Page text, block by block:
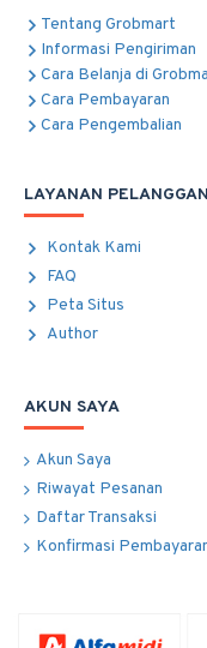
Tentang Grobmart
Informasi Pengiriman
Cara Belanja di
Cara Pembayaran
Cara Pengembalian
LAYANAN PELANGGAN
Kontak Kami
FAQ
Peta Situs
Author
AKUN SAYA
Akun Saya
Riwayat Pesanan
Daftar Transaksi
Konfirmasi